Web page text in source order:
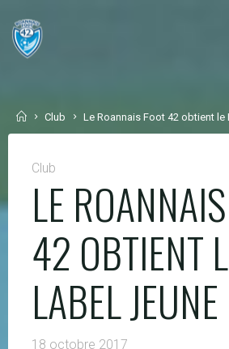
content
Home
Club Le Roannais Foot 42 obtient le
Club
LE
42 OBTIENT
LABEL
18 octobre 2017